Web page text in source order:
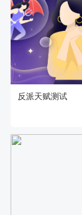
反派天赋测试